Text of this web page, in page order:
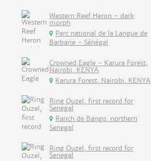
Western Reef Heron - dark
morph
Parc national de la Langue de
Barbarie - Sénégal
Crowned Eagle - Karura Forest,
Nairobi, KENYA
Karura Forest, Nairobi, KENYA
Ring Ouzel, first record for
Senegal
Ranch de Bango, northern
Senegal
Ring Ouzel, first record for
Senegal